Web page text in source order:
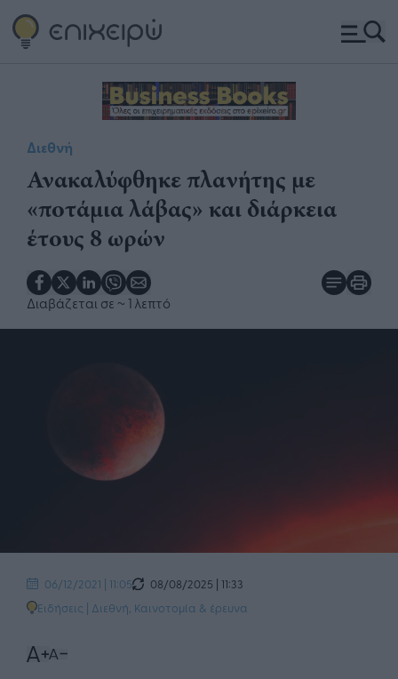
Διεθνή
Ανακαλύφθηκε πλανήτης με
«ποτάμια λάβας» και διάρκεια
έτους 8 ωρών
Διαβάζεται σε ~ 1 λεπτό
06/12/2021 | 11:05
08/08/2025 | 11:33
Ειδήσεις | Διεθνή Καινοτομία & έρευνα